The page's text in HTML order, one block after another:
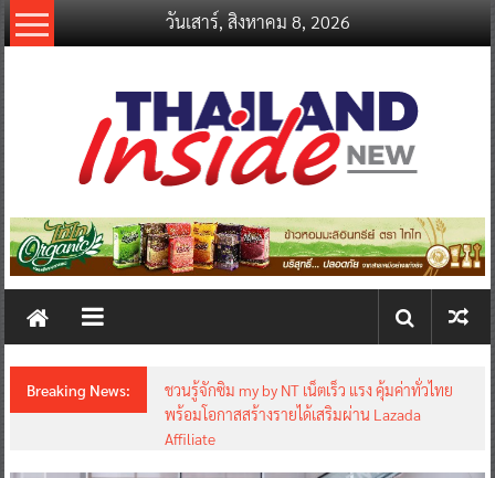
Skip
to
วันเสาร์, สิงหาคม 8, 2026
thailandinsidenew.com
Thailand
New
Breaking News:
ชวนรู้จักซิม my by NT เน็ตเร็ว แรง คุ้มค่าทั่วไทย
พร้อมโอกาสสร้างรายได้เสริมผ่าน Lazada
Affiliate